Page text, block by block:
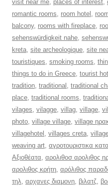
visit near me, places of interest,
romantic rooms, room hotel ,
balcony, rooms with fireplace,
sehenswürdigkeit nahe,
kreta, site archeologique, site
touristiques, smoking rooms,
things to do in Greece, tourist
tradition, traditional , traditional
place, traditional rooms,
vilages, vilagge, villag, village,
photo, village village, village
villagehotel , villages creta,
weaving art, αγροτουριστικα
Αξιοθέατα, αρολιθοσ αρολιθος
αρολιθος κρήτη, αρόλιθος
τηλ, αρχανες διαμονη, βιλατζ,